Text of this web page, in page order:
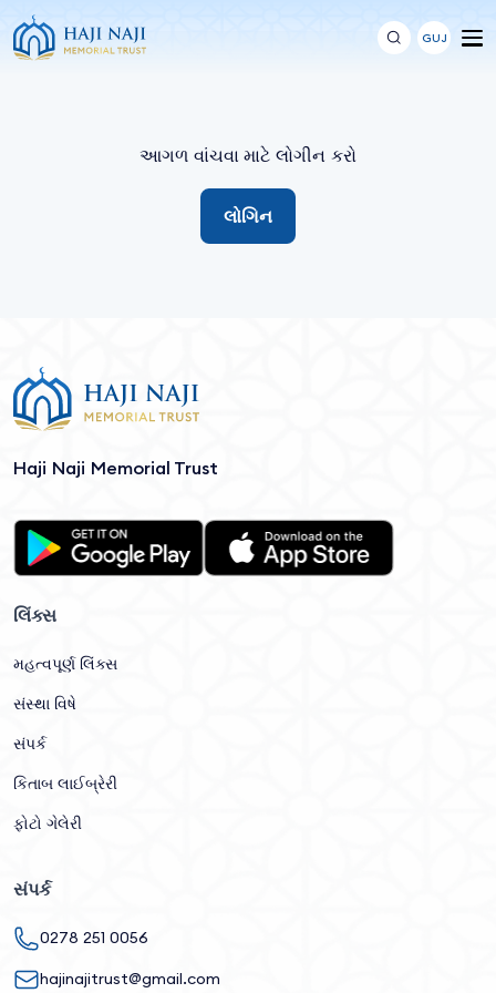
GUJ
આગળ વાંચવા માટે લોગીન કરો
લોગિન
Haji Naji Memorial Trust
લિંક્સ
મહત્વપૂર્ણ લિંક્સ
સંસ્થા વિષે
સંપર્ક
કિતાબ લાઈબ્રેરી
ફોટો ગેલેરી
સંપર્ક
0278 251 0056
hajinajitrust@gmail.com